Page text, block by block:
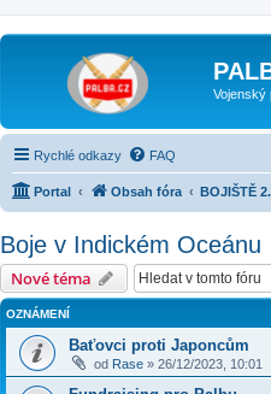
Vojenský
Rychlé odkazy FAQ
Portal Obsah fóra BOJIŠTĚ
Boje v Indickém Oceánu
Nové téma
OZNÁMENÍ
Baťovci proti Japoncům
od Rase » 26/12/2023, 10:01